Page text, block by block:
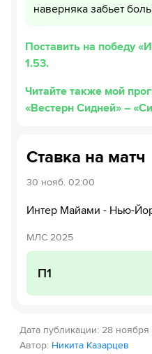
наверняка забьет
Поставить на победу
1.53.
Читайте также мой
«Вестерн Сидней» –
Ставка на матч
30 нояб. 02:00
Интер Майами - Нью-
МЛС 2025
П1
Дата публикации: 28 ноября
Автор: Никита Казарцев